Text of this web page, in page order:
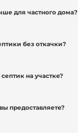
для частного дома?
без откачки?
на участке?
предоставляете?